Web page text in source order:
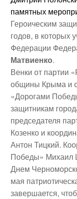
памятных
Героическим
годов, в которых
Федерации
Матвиенко.
Венки от партии
общины Крыма и
«Дорогами
защитникам
председателя
Козенко и
Антон Тицкий.
Победы» Михаил
Днем
мая
завершается,